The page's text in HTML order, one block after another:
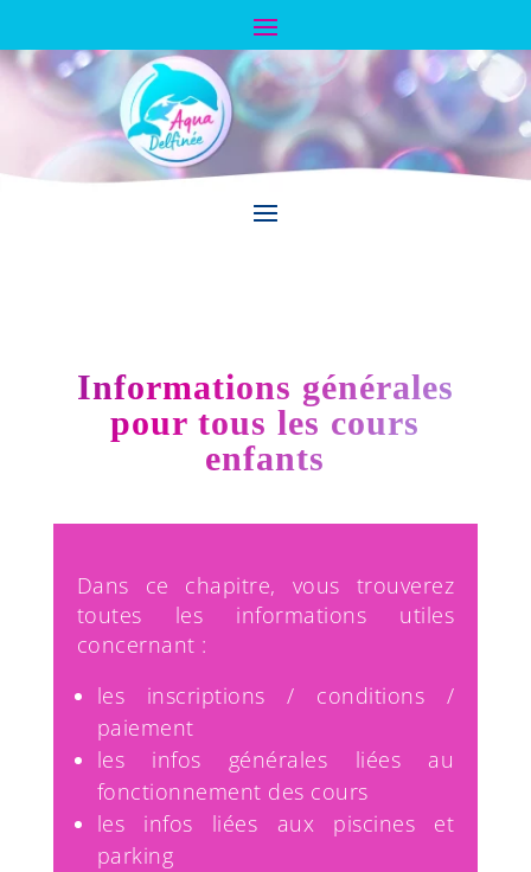
Informations générales
pour tous les cours
enfants
Dans ce chapitre, vous trouverez
toutes les informations utiles
concernant :
les inscriptions / conditions /
paiement
les infos générales liées au
fonctionnement des cours
les infos liées aux piscines et
parking